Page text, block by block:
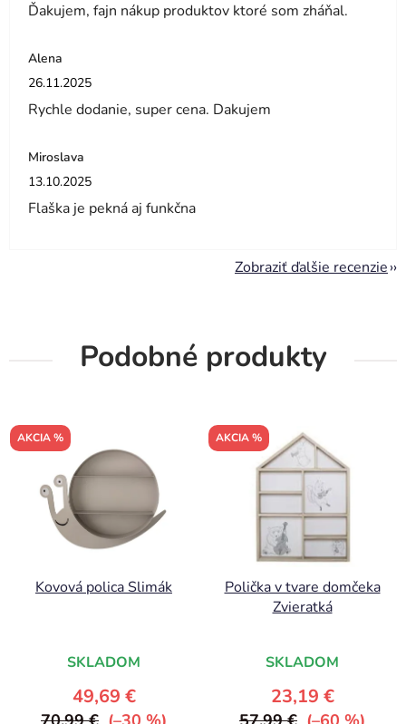
Ďakujem, fajn nákup produktov ktoré som zháňal.
Alena
Hodnotenie obchodu je 5 z 5 hviezdičiek.
26.11.2025
Rychle dodanie, super cena. Dakujem
Miroslava
Hodnotenie obchodu je 5 z 5 hviezdičiek.
13.10.2025
Flaška je pekná aj funkčna
Zobraziť ďalšie recenzie
Podobné produkty
AKCIA %
Kovová polica Slimák
SKLADOM
49,69 €
AKCIA %
Polička v tvare domčeka
Zvieratká
SKLADOM
23,19 €